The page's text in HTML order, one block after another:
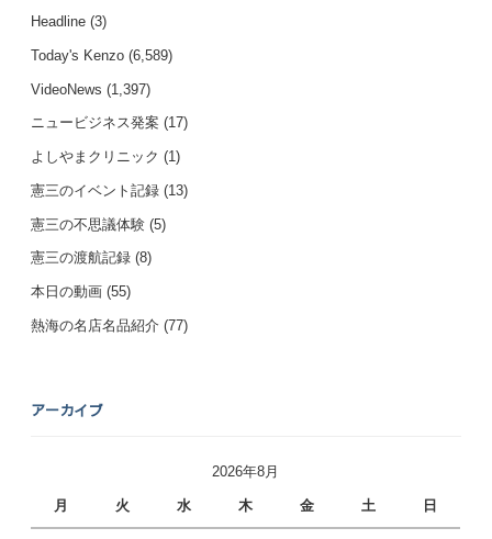
Headline (3)
Today's Kenzo (6,589)
VideoNews (1,397)
ニュービジネス発案 (17)
よしやまクリニック (1)
憲三のイベント記録 (13)
憲三の不思議体験 (5)
憲三の渡航記録 (8)
本日の動画 (55)
熱海の名店名品紹介 (77)
アーカイブ
2026年8月
月 火 水 木 金 土 日